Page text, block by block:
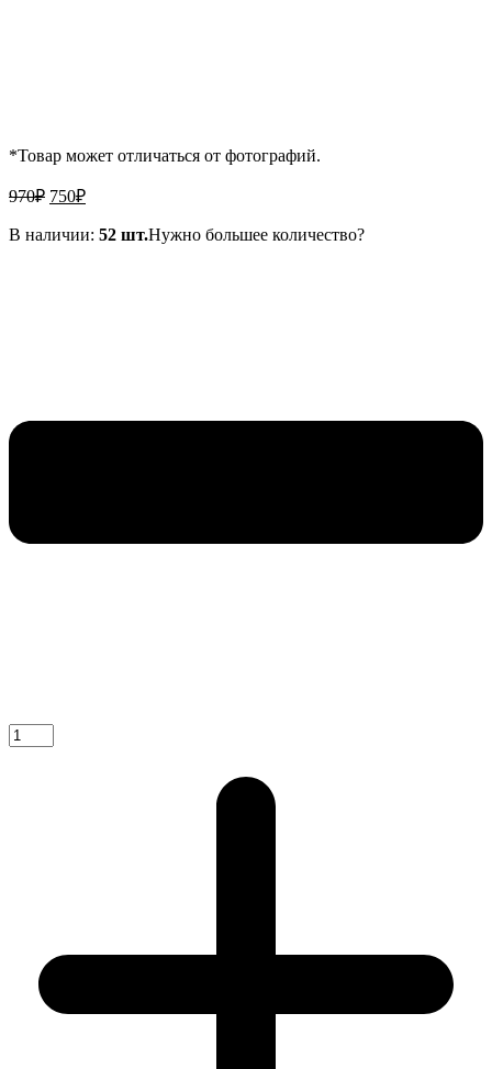
*Товар может отличаться от фотографий.
970₽ Первоначальная
составляла
750₽Текущая
750₽.
В наличии: 52 шт.Нужно большее количество?